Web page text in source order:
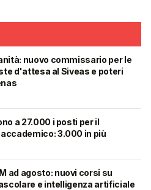
nuovo commissario per le
d'attesa al Siveas e poteri
a 27.000 i posti per il
3.000 in più
ad agosto: nuovi corsi su
e intelligenza artificiale